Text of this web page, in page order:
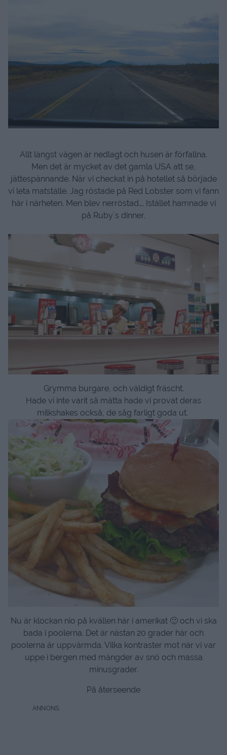
Allt längst vägen är nedlagt och husen är förfallna.
Men det är mycket av det gamla USA att se,
jättespännande. När vi checkat in på hotellet så började
vi leta matställe. Jag röstade på Red Lobster som vi fann
här i närheten. Men blev nerröstad…. Istället hamnade vi
på Ruby´s dinner.
Grymma burgare, och väldigt fräscht.
Hade vi inte varit så mätta hade vi provat deras
milkshakes också, de såg farligt goda ut.
Nu är klockan nio på kvällen här i amerikat 🙂 och vi ska
bada i poolerna. Det är nästan 20 grader här och
poolerna är uppvärmda. Vilka kontraster mot när vi var
uppe i bergen med mängder av snö och massa
minusgrader.
På återseende